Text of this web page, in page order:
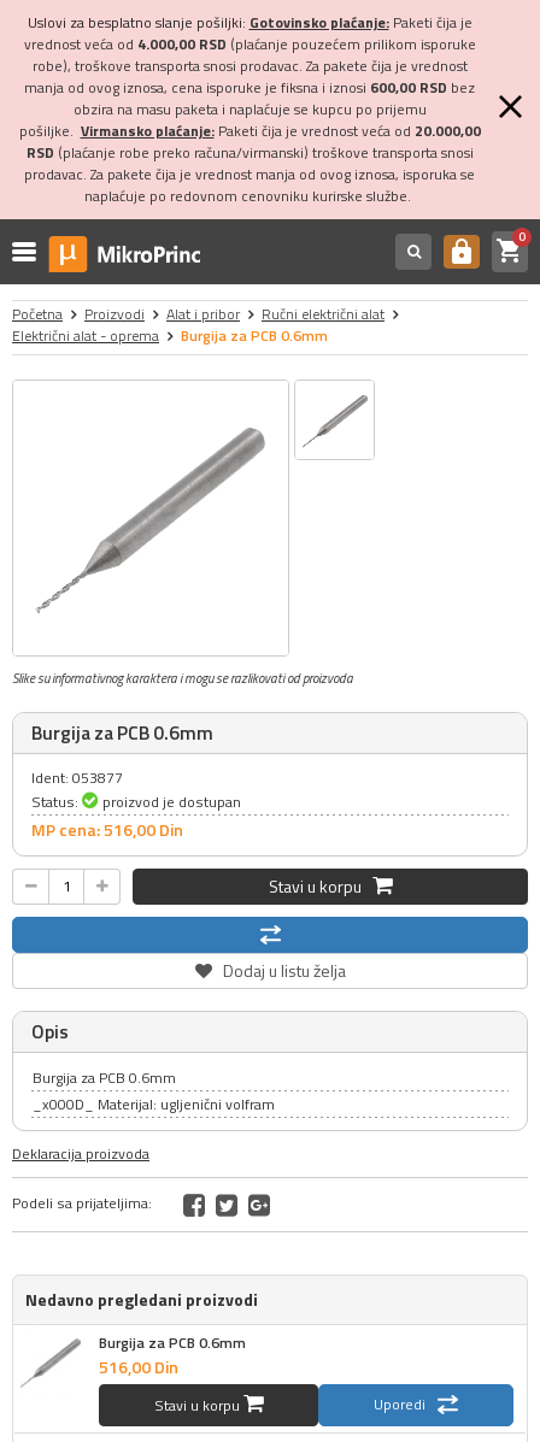
Uslovi za besplatno slanje pošiljki: Gotovinsko plaćanje:Paketi čija je
vrednost veća od 4.000,00 RSD (plaćanje pouzećem prilikom isporuke
robe), troškove transporta snosi prodavac. Za pakete čija je vrednost
manja od ovog iznosa, cena isporuke je fiksna i iznosi 600,00 RSD bez
obzira na masu paketa i naplaćuje se kupcu po prijemu
pošiljke. Virmansko plaćanje:Paketi čija je vrednost veća od 20.000,00
RSD (plaćanje robe preko računa/virmanski) troškove transporta snosi
prodavac. Za pakete čija je vrednost manja od ovog iznosa, isporuka se
naplaćuje po redovnom cenovniku kurirske službe.
https shopping_cart0
Početna Proizvodi Alat i pribor
Ručni električni alat
Električni alat - oprema
Burgija za PCB 0.6mm
Slike su informativnog karaktera i mogu se razlikovati od proizvoda
Burgija za PCB 0.6mm
Ident: 053877
Status:
proizvod je dostupan
MP cena: 516,00Din
Stavi u korpu
Dodaj u listu želja
Opis
Burgija za PCB 0.6mm
_x000D_ Materijal: ugljenični volfram
Deklaracija proizvoda
Podeli sa prijateljima:
Nedavno pregledani proizvodi
Burgija za PCB 0.6mm
516,00Din
Stavi u korpu Uporedi